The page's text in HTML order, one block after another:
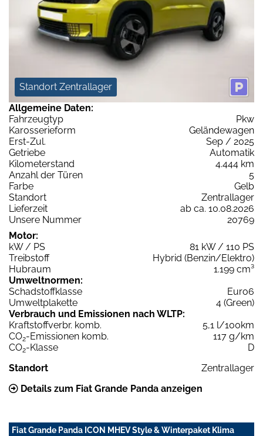
Standort Zentrallager
Allgemeine Daten:
Fahrzeugtyp
Pkw
Karosserieform
Geländewagen
Erst-Zul.
Sep / 2025
Getriebe
Automatik
Kilometerstand
4.444 km
Anzahl der Türen
5
Farbe
Gelb
Standort
Zentrallager
Lieferzeit
ab ca. 10.08.2026
Unsere Nummer
20769
Motor:
kW / PS
81 kW / 110 PS
Treibstoff
Hybrid (Benzin/Elektro)
Hubraum
1.199 cm³
Umweltnormen:
Schadstoffklasse
Euro6
Umweltplakette
4 (Green)
Verbrauch und Emissionen nach WLTP:
Kraftstoffverbr. komb.
5,1 l/100km
CO2-Emissionen komb.
117 g/km
CO2-Klasse
D
Standort
Zentrallager
Details zum Fiat Grande Panda anzeigen
Fiat Grande Panda ICON MHEV Style & Winterpaket Klima